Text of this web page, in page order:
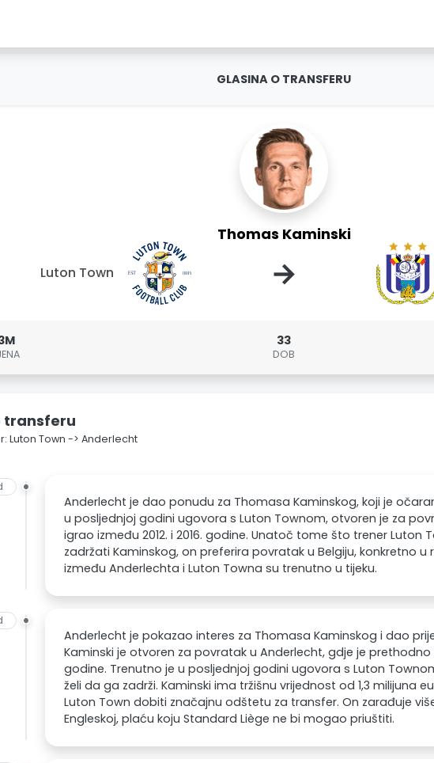
GLASINA O TRANSFERU
Thomas Kaminski
Luton Town →
33
DOB
transferu
Luton Town -> Anderlecht
Anderlecht je dao ponudu za Thomasa Kaminskog, koji je
u posljednjoj godini ugovora s Luton Townom, otvoren je za
igrao između 2012. i 2016. godine. Unatoč tome što trener Luton
zadržati Kaminskog, on preferira povratak u Belgiju, konkretno u
između Anderlechta i Luton Towna su trenutno u tijeku.
Anderlecht je pokazao interes za Thomasa Kaminskog i dao
Kaminski je otvoren za povratak u Anderlecht, gdje je prethodno
godine. Trenutno je u posljednjoj godini ugovora s Luton
želi da ga zadrži. Kaminski ima tržišnu vrijednost od 1,3 milijuna
Luton Town dobiti značajnu odštetu za transfer. On zarađuje
Engleskoj, plaću koju Standard Liège ne bi mogao priuštiti.